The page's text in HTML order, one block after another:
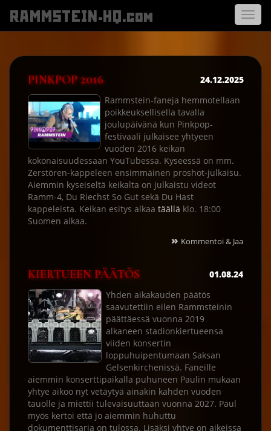
Avaa
RAMMSTEIN-HQ.com
PINKPOP 2016
24.12.2025
Rammstein-faneja hemmotellaan
poikkeuksellisella tavalla
joulupäivänä kun Pinkpop-
festivaali julkaisee yhtyeen
vuoden 2016 keikan
kokonaisuudessaan YouTubessa. Kyseessä on mm.
Zerstören-kappeleen ensimmäinen proshot-julkaisu.
Aiemmin kyseiseltä keikalta on julkaistu videot
Ramm-4, Du Riechst So Gut sekä Du Hast
kappeleista. Keikan esitys alkaa täällä klo. 18:00
Suomen aikaa.
» Kommentoi & Jaa
KIERTUEEN PÄÄTÖS
01.08.24
Yhden aikakauden päätös
saavutettiin eilen Rammsteinin
päättäessä vuonna 2019
alkaneen stadionkiertueensa
viiden konsertin
loppuhuipentumaan Saksan
Gelsenkirchenissä. Faneille
aiemmin konserttipaikalla puhuneen Paulin mukaan
yhtye aikoo nyt vetäytyä ainakin kahden vuoden
tauolle ja miettii tulevaisuuttaan vuonna 2027. Paul
myös kertoi että jo aiemmin huhuttu
dokumenttisarja on tulossa. Lisäksi yhtye on aikeissa